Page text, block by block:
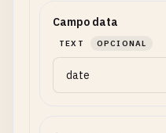
Campo data
TEXT OPCIONAL